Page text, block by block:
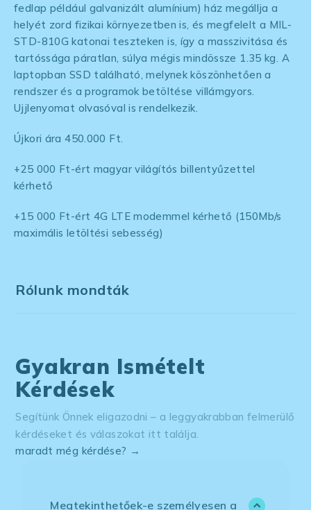
fedlap például galvanizált alumínium) ház megállja a
helyét zord fizikai környezetben is, és megfelelt a MIL-
STD-810G katonai teszteken is, így a masszivitása és
tartóssága páratlan, súlya mégis mindössze 1.35 kg. A
laptopban SSD található, melynek köszönhetően a
rendszer és a programok betöltése villámgyors.
Ujjlenyomat olvasóval is rendelkezik.
Újkori ára 450.000 Ft.
+25 000 Ft-ért magyar világítós billentyűzettel
kérhető
+15 000 Ft-ért 4G LTE modemmel kérhető (150Mb/s
maximális letöltési sebesség)
Rólunk mondták
Gyakran Ismételt
Kérdések
Segítünk Önnek eligazodni – a leggyakrabban felmerülő
kérdéseket és válaszokat itt találja.
maradt még kérdése? →
Megtekinthetőek-e személyesen a